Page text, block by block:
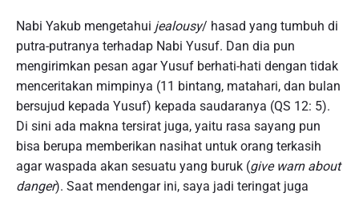
Nabi Yakub mengetahui jealousy/ hasad yang tumbuh di
putra-putranya terhadap Nabi Yusuf. Dan dia pun
mengirimkan pesan agar Yusuf berhati-hati dengan tidak
menceritakan mimpinya (11 bintang, matahari, dan bulan
bersujud kepada Yusuf) kepada saudaranya (QS 12: 5).
Di sini ada makna tersirat juga, yaitu rasa sayang pun
bisa berupa memberikan nasihat untuk orang terkasih
agar waspada akan sesuatu yang buruk (give warn about
danger). Saat mendengar ini, saya jadi teringat juga